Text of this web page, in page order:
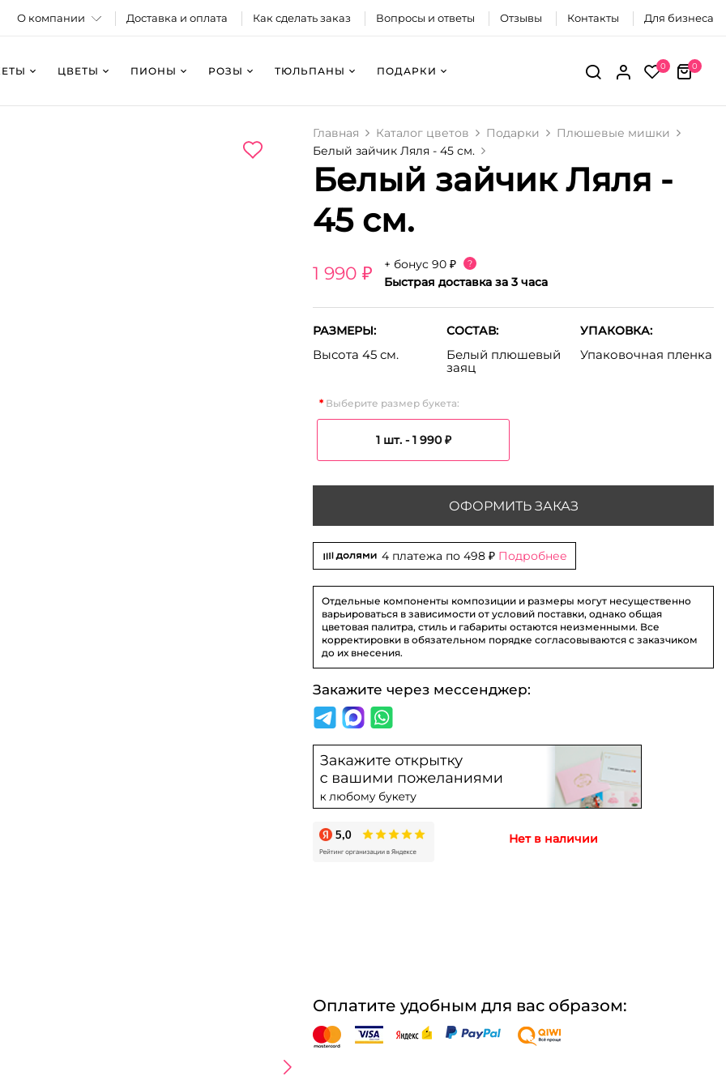
О компании Доставка и оплата Как сделать заказ Вопросы и ответы Отзывы Контакты Для бизнеса
ЦВЕТЫ ПИОНЫ РОЗЫ ТЮЛЬПАНЫ ПОДАРКИ 0 0
Главная Каталог цветов Подарки
Плюшевые мишки
Белый зайчик Ляля - 45 см.
Белый зайчик Ляля -
45 см.
1 990 ₽ + бонус90 ₽ ?
Быстрая доставка за 3 часа
РАЗМЕРЫ:
Высота 45 см.
СОСТАВ:
Белый плюшевый
заяц
УПАКОВКА:
Упаковочная пленка
Выберите размер букета:
1 шт. -1 990 ₽
ОФОРМИТЬ ЗАКАЗ
4 платежа по498 ₽ Подробнее
Отдельные компоненты композиции и размеры могут несущественно
варьироваться в зависимости от условий поставки, однако общая
цветовая палитра, стиль и габариты остаются неизменными. Все
корректировки в обязательном порядке согласовываются с заказчиком
до их внесения.
Закажите через мессенджер:
Нет в наличии
Оплатите удобным для вас образом: